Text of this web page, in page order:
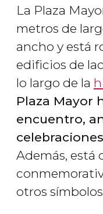
La Plaza
metros de
ancho y está
edificios de
lo largo de la
Plaza Mayor
encuentro,
Además, está
otros